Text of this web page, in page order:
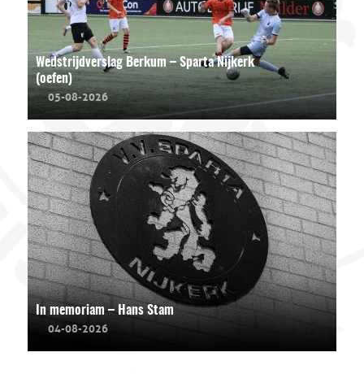
Wedstrijdverslag Berkum – Sparta Nijkerk
(oefen)
05-08-2026
In memoriam – Hans Stam
04-08-2026